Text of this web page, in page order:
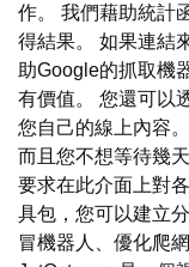
作。 我們藉助統計
得結果。 如果連結
助Google的抓取機
有價值。 您還可以
您自己的線上內容
而且您不想等待幾
要求在此介面上對
具包，您可以建立
冒機器人、優化爬